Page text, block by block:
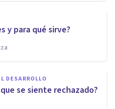
y para qué sirve?
DESARROLLO
se siente rechazado?